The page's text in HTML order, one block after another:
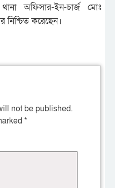
অফিসার-ইন-চার্জ মোঃ
নিশ্চিত করেছেন।
not be published.
*